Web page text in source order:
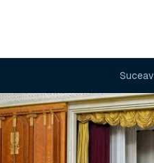
Suceava stinge